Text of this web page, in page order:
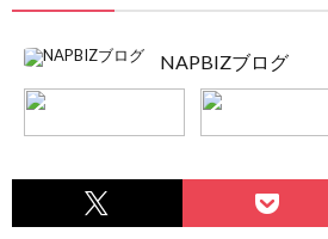
NAPBIZブログ